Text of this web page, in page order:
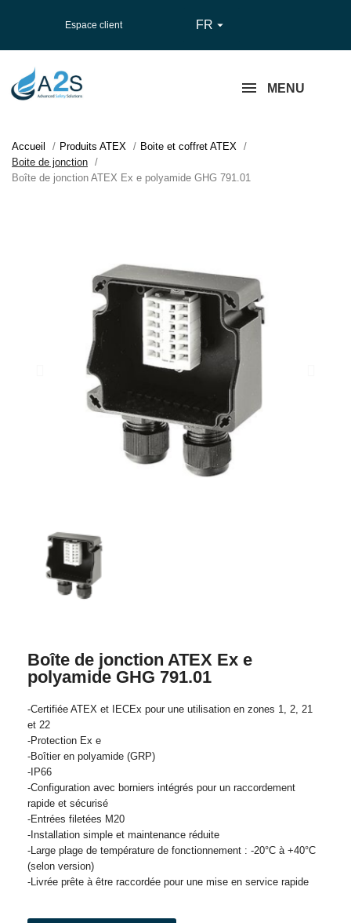
Espace client FR 
MENU
Accueil Produits ATEX
Boite et coffret ATEX
Boite de jonction
Boîte de jonction ATEX Ex e polyamide GHG 791.01
Boîte de jonction ATEX Ex e
polyamide GHG 791.01
-Certifiée ATEX et IECEx pour une utilisation en zones 1, 2, 21
et 22
-Protection Ex e
-Boîtier en polyamide (GRP)
-IP66
-Configuration avec borniers intégrés pour un raccordement
rapide et sécurisé
-Entrées filetées M20
-Installation simple et maintenance réduite
-Large plage de température de fonctionnement : -20°C à +40°C
(selon version)
-Livrée prête à être raccordée pour une mise en service rapide